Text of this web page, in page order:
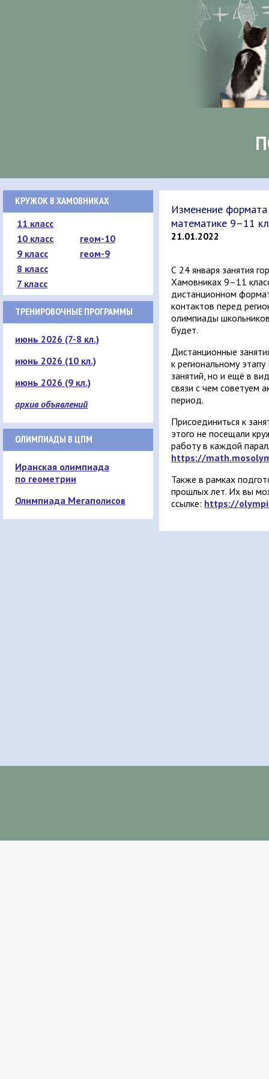
КРУЖОК В ХАМОВНИКАХ
11 класс
10 класс
геом-10
9 класс
геом-9
8 класс
7 класс
ТРЕНИРОВОЧНЫЕ ПРОГРАММЫ
июнь 2026 (7-8 кл.)
июнь 2026 (10 кл.)
июнь 2026 (9 кл.)
архив объявлений
ОЛИМПИАДЫ В ЦПМ
Иранская олимпиада
по геометрии
Олимпиада Мегаполисов
Изменение
математике 9–11
21.01.2022
С 24 января занятия
Хамовниках 9–11
дистанционном
контактов перед
олимпиады
будет.
Дистанционные
к региональному
занятий, но и ещё в
связи с чем советуем
период.
Присоединиться к
этого не посещали
работу в каждой
https://
Также в рамках
прошлых лет. Их вы
ссылке: https://